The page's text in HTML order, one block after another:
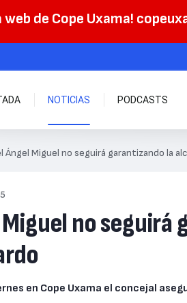
web de Cope Uxama!
NOTICIAS PODCASTS
Ángel Miguel no seguirá garantizando la
no seguirá
en Cope Uxama el concejal